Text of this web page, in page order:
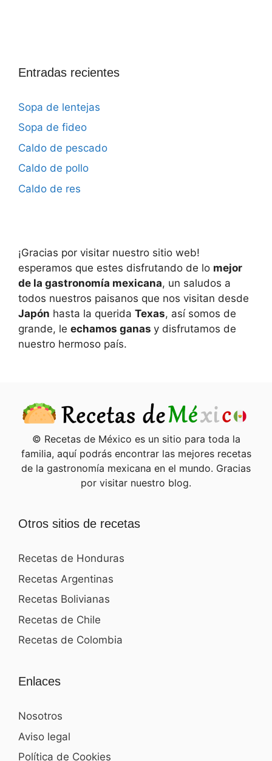
Entradas recientes
Sopa de lentejas
Sopa de fideo
Caldo de pescado
Caldo de pollo
Caldo de res
¡Gracias por visitar nuestro sitio web!
esperamos que estes disfrutando de lo mejor
de la gastronomía mexicana, un saludos a
todos nuestros paisanos que nos visitan desde
Japón hasta la querida Texas, así somos de
grande, le echamos ganas y disfrutamos de
nuestro hermoso país.
© Recetas de México es un sitio para toda la
familia, aquí podrás encontrar las mejores recetas
de la gastronomía mexicana en el mundo. Gracias
por visitar nuestro blog.
Otros sitios de recetas
Recetas de Honduras
Recetas Argentinas
Recetas Bolivianas
Recetas de Chile
Recetas de Colombia
Enlaces
Nosotros
Aviso legal
Política de Cookies